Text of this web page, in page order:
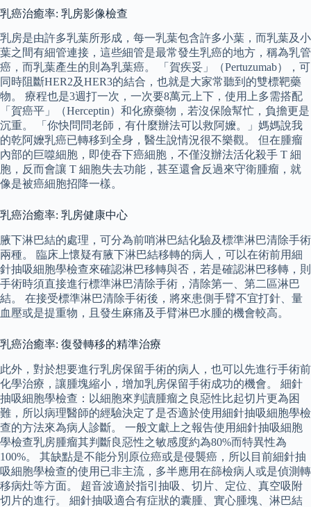
乳癌治癒率: 乳房影像檢查
乳房是由許多乳葉所形成，每一乳葉包含許多小葉，而乳葉及小
葉之間有細管連接，這些細管是最常發生乳癌的地方，稱為乳管
癌，而乳葉產生的則為乳葉癌。 「賀疾妥」（Pertuzumab），可
同時阻斷HER2及HER3的結合，也就是大家常聽到的雙標靶藥
物。 療程也是3週打一次，一次要8萬元上下，使用上多需搭配
「賀癌平」（Herceptin）和化療藥物，若沒保險幫忙，負擔更是
沉重。 「你快問問老師，有什麼辦法可以救阿嬤。」媽媽說我
的乾阿嬤乳癌已轉移到全身，醫生說情況很不樂觀。 但在腫瘤
內部的巨噬細胞，即使吞下癌細胞，不僅沒辦法活化殺手 T 細
胞，反而會讓 T 細胞失去功能，甚至還會反過來守衛腫瘤，就
像是被癌細胞招降一樣。
乳癌治癒率: 乳房健康中心
腋下淋巴結的處理，可分為前哨淋巴結化驗及標準淋巴清除手術
兩種。 臨床上懷疑有腋下淋巴結移轉的病人，可以在術前用細
針抽吸細胞學檢查來確認淋巴移轉與否，若是確認淋巴移轉，則
手術時須直接進行標準淋巴清除手術，清除第一、第二區淋巴
結。 在接受標準淋巴清除手術後，將來患側手臂不宜打針、量
血壓或是提重物，且發生麻痛及手臂淋巴水腫的機會較高。
乳癌治癒率: 復發轉移的精準治療
此外，對於想要進行乳房保留手術的病人，也可以先進行手術前
化學治療，讓腫塊縮小，增加乳房保留手術成功的機會。 細針
抽吸細胞學檢查：以細胞來判讀腫瘤之良惡性比起切片更為困
難，所以病理醫師的經驗決定了是否適於使用細針抽吸細胞學檢
查的方法來為病人診斷。 一般文獻上之報告使用細針抽吸細胞
學檢查乳房腫瘤其判斷良惡性之敏感度約為80%而特異性為
100%。 其缺點是不能分別原位癌或是侵襲癌，所以目前細針抽
吸細胞學檢查的使用已非主流，多半應用在篩檢病人或是偵測轉
移病灶等方面。 超音波適於指引抽吸、切片、定位、真空吸附
切片的進行。 細針抽吸適合有症狀的囊腫、實心腫塊、淋巴結